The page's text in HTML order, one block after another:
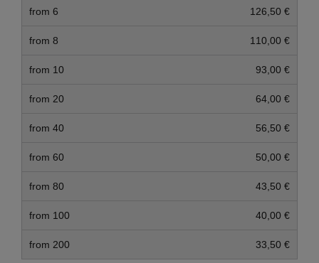
from 6 126,50 €
from 8 110,00 €
from 10 93,00 €
from 20 64,00 €
from 40 56,50 €
from 60 50,00 €
from 80 43,50 €
from 100 40,00 €
from 200 33,50 €